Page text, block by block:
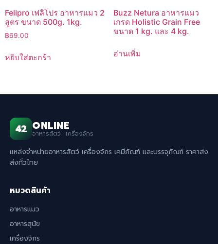
Felipro เฟลิโปร อาหารแมว 2
สูตร ขนาด 500g. 1kg.
฿69.00
หยิบใส่ตะกร้า
Buzz Netura อาหารแมว
เกรด Holistic Grain Free
ขนาด 1 kg. และ 4 kg.
อ่านเพิ่ม
42 ONLINE
อาหารสัตว์ · เครื่องจักร
แหล่งจำหน่ายอาหารสัตว์ เครื่องจักร เคมีภัณฑ์ และบรรจุภัณฑ์ ราคาส่ง
ส่งทั่วไทย
หมวดสินค้า
อาหารแมว
อาหารสุนัข
เครื่องจักร